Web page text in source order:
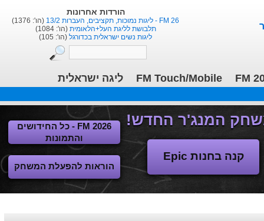
הורדות אחרונות
FM 26 - ליגות נמוכות, תקציבים, העברות 13/2
(הו': 1376)
תלבושת לליגת העל+הלאומית(הו': 1084)
ליגות נשים ישראלית בכדורגל (הו': 105)
FM
FM Touch/Mobile ליגה ישראלית
קנה בחנות Epic
FM 2026 - כל החידושים
והתמונות
הוראות להפעלת המשחק